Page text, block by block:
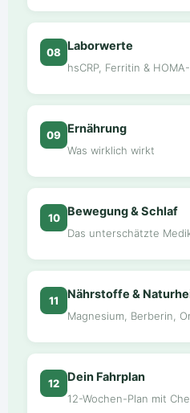
08 Laborwerte
hsCRP, Ferritin &
09 Ernährung
Was wirklich wirkt
10 Bewegung & Schlaf
Das unterschätzte
11 Nährstoffe &
Magnesium, Berberin,
12 Dein Fahrplan
12-Wochen-Plan mit